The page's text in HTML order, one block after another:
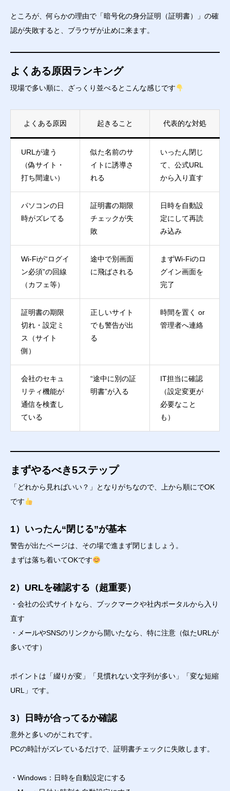
ところが、何らかの理由で「暗号化の身分証明（証明書）」の確
認が失敗すると、ブラウザが止めに来ます。
よくある原因ランキング
現場で多い順に、ざっくり並べるとこんな感じです
よくある原因 起きること 代表的な対処
URLが違う
（偽サイト・
打ち間違い）
似た名前のサ
イトに誘導さ
れる
いったん閉じ
て、公式URL
から入り直す
パソコンの日
時がズレてる
証明書の期限
チェックが失
敗
日時を自動設
定にして再読
み込み
Wi-Fiが“ログイ
ン必須”の回線
（カフェ等）
途中で別画面
に飛ばされる
まずWi-Fiのロ
グイン画面を
完了
証明書の期限
切れ・設定ミ
ス（サイト
側）
正しいサイト
でも警告が出
る
時間を置く or
管理者へ連絡
会社のセキュ
リティ機能が
通信を検査し
ている
“途中に別の証
明書”が入る
IT担当に確認
（設定変更が
必要なこと
も）
まずやるべき5ステップ
「どれから見ればいい？」となりがちなので、上から順にでOK
です
1）いったん“閉じる”が基本
警告が出たページは、その場で進まず閉じましょう。
まずは落ち着いてOKです
2）URLを確認する（超重要）
・会社の公式サイトなら、ブックマークや社内ポータルから入り
直す
・メールやSNSのリンクから開いたなら、特に注意（似たURLが
多いです）
ポイントは「綴りが変」「見慣れない文字列が多い」「変な短縮
URL」です。
3）日時が合ってるか確認
意外と多いのがこれです。
PCの時計がズレているだけで、証明書チェックに失敗します。
・Windows：日時を自動設定にする